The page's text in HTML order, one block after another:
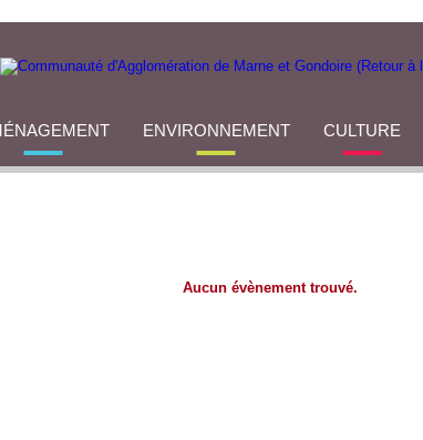
ENVIRONNEMENT CULTURE
Aucun évènement trouvé.